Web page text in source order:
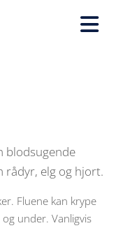
blodsugende
rådyr, elg og hjort.
Fluene kan krype
under. Vanligvis